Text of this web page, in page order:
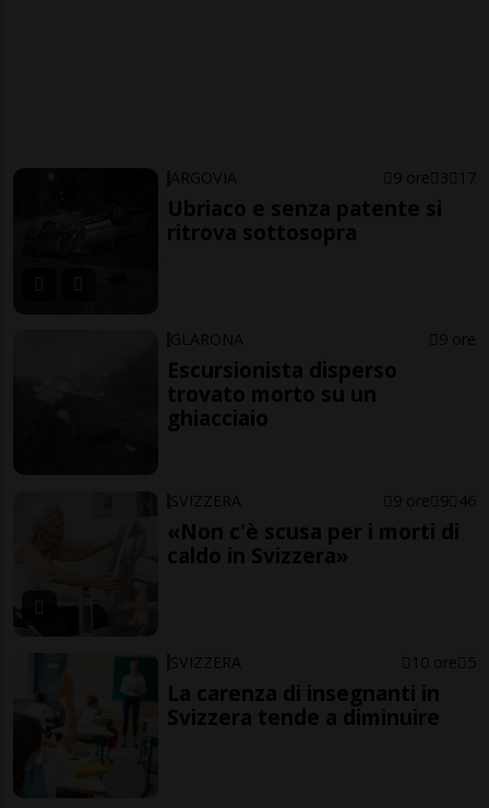
ARGOVIA 9 ore 3 17
Ubriaco e senza patente si
ritrova sottosopra
GLARONA 9 ore
Escursionista disperso
trovato morto su un
ghiacciaio
SVIZZERA 9 ore 9 46
«Non c'è scusa per i morti di
caldo in Svizzera»
SVIZZERA 10 ore 5
La carenza di insegnanti in
Svizzera tende a diminuire